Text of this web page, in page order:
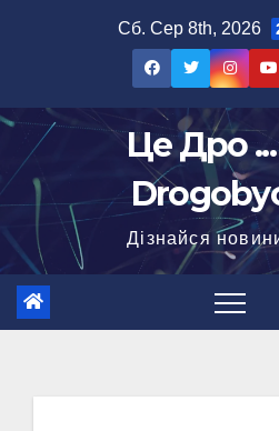
Сб. Сер 8th, 2026
Це Дро
Дізнайся